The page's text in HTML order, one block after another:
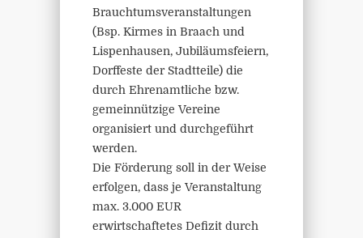
Brauchtumsveranstaltungen
(Bsp. Kirmes in Braach und
Lispenhausen, Jubiläumsfeiern,
Dorffeste der Stadtteile) die
durch Ehrenamtliche bzw.
gemeinnützige Vereine
organisiert und durchgeführt
werden.
Die Förderung soll in der Weise
erfolgen, dass je Veranstaltung
max. 3.000 EUR
erwirtschaftetes Defizit durch